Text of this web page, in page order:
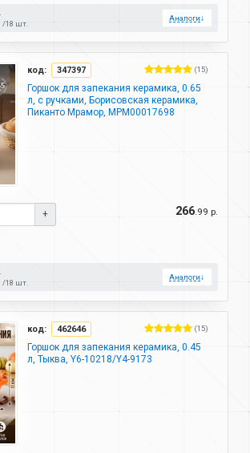
18 шт.
Аналоги↓
код: 347397 (15)
Горшок для запекания керамика, 0.65
л, с ручками, Борисовская керамика,
Пиканто Мрамор, МРМ00017698
+ 266 .99 р.
18 шт.
Аналоги↓
код: 462646 (15)
Горшок для запекания керамика, 0.45
л, Тыква, Y6-10218/Y4-9173